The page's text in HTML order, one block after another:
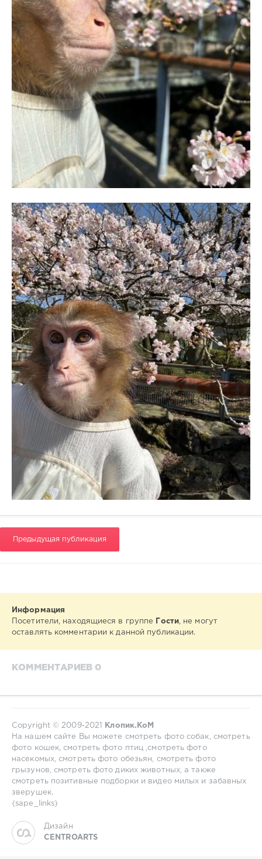
Предыдущая публикация
Информация
Посетители, находящиеся в группе
Гости, не могут
оставлять комментарии к данной публикации.
КОММЕНТАРИЕВ 0
Copyright © 2009-2021
Клопик.КоМ
На нашем сайте Вы можете смотреть фото собак, смотреть
фото кошек, смотреть фото птиц ,смотреть фото
насекомых, смотреть фото обезьян, смотреть фото
грызунов, смотреть фото диких животных, а также
смотреть позитивные подборки и видео милых и забавных
зверушек.
{sape_links}
Дизайн
CENTROARTS